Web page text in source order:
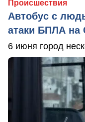
Происшествия
Автобус с
атаки БПЛА на
6 июня город